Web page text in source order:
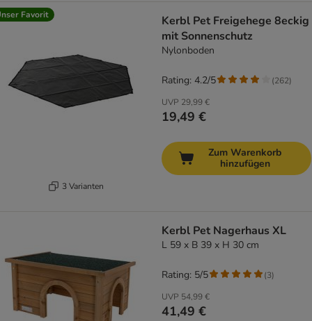
Favorit
3 Varianten
Kerbl Pet Freigehege 8eckig
mit Sonnenschutz
Nylonboden
UVP 29,99 €
19,49 €
Rating: 4.2/5 (262)
Zum Warenkorb
hinzufügen
Kerbl Pet Nagerhaus XL
L 59 x B 39 x H 30 cm
UVP 54,99 €
41,49 €
Rating: 5/5 (3)